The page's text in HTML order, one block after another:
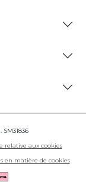
relative aux cookies
en matière de cookies